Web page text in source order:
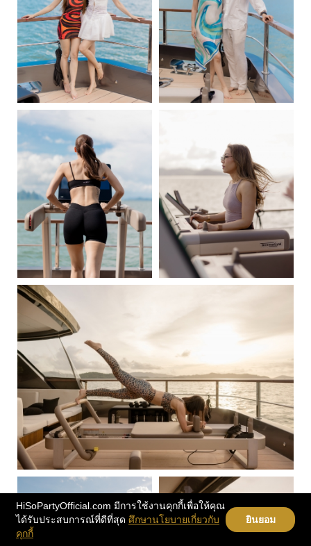
HiSoPartyOfficial.com มีการใช้งานคุกกี้เพื่อให้คุณ
ได้รับประสบการณ์ที่ดีที่สุด ศึกษานโยบายเกี่ยวกับ
คุกกี้
ยินยอม